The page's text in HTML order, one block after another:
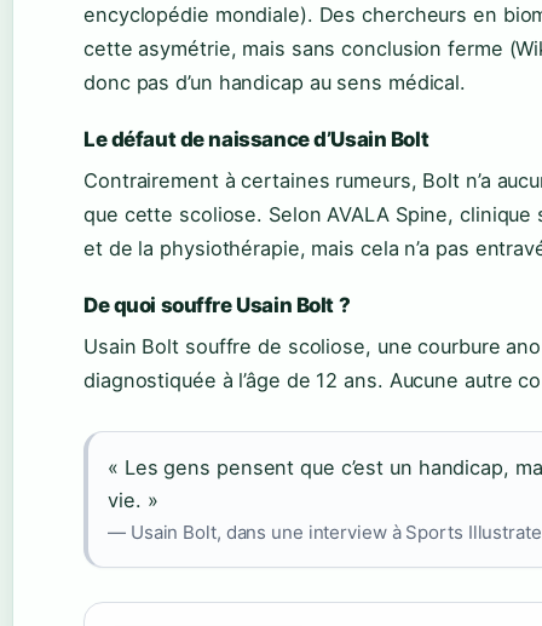
encyclopédie mondiale). Des chercheurs en
cette asymétrie, mais sans conclusion ferme
donc pas d’un handicap au sens médical.
Le défaut de naissance d’Usain Bolt
Contrairement à certaines rumeurs, Bolt n’a
que cette scoliose. Selon AVALA Spine,
et de la physiothérapie, mais cela n’a pas
De quoi souffre Usain Bolt ?
Usain Bolt souffre de scoliose, une courbure
diagnostiquée à l’âge de 12 ans. Aucune autre
« Les gens pensent que c’est un handicap,
vie. »
— Usain Bolt, dans une interview à Sports